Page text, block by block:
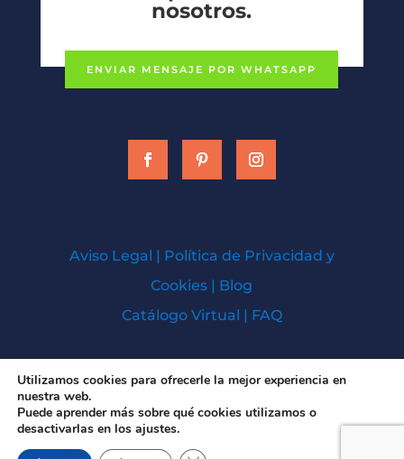
nosotros.
ENVIAR MENSAJE POR WHATSAPP
Aviso Legal
Política de Privacidad y
Cookies
Blog
Catálogo Virtual
FAQ
Todos los derechos © 2026 | Baños Cien
Hospedado y Diseñado por
Utilizamos cookies para ofrecerle la mejor experiencia en
nuestra web.
Puede aprender más sobre qué cookies utilizamos o
desactivarlas en los ajustes.